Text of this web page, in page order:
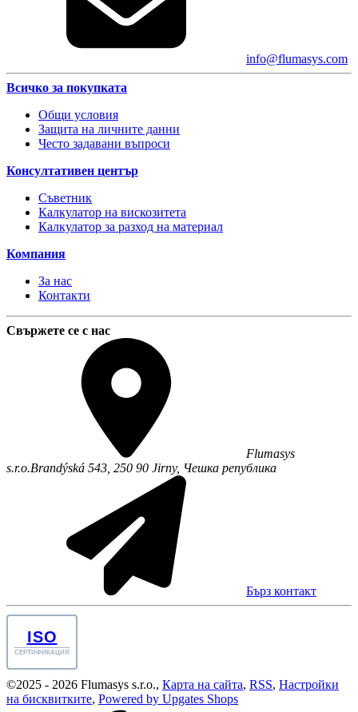
info@flumasys.com
Всичко за покупката
Общи условия
Защита на личните данни
Често задавани въпроси
Консултативен център
Съветник
Калкулатор на вискозитета
Калкулатор за разход на материал
Компания
За нас
Контакти
Свържете се с нас
Flumasys
s.r.o.Brandýská 543, 250 90 Jirny, Чешка република
Бърз контакт
ISO
СЕРТИФИКАЦИЯ
©2025 - 2026 Flumasys s.r.o., Карта на сайта, RSS, Настройки
на бисквитките, Powered by Upgates Shops